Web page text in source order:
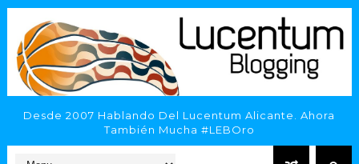
Desde 2007 Hablando Del Lucentum Alicante. Ahora
También Mucha #LEBOro